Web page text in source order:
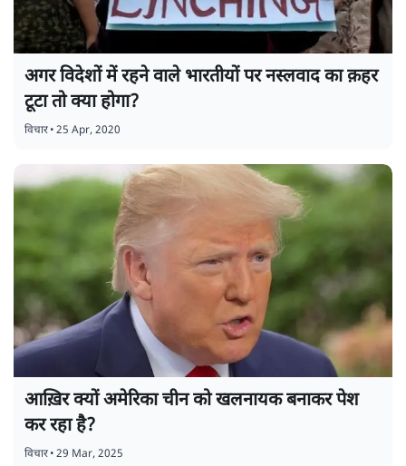
अगर विदेशों में रहने वाले भारतीयों पर नस्लवाद का क़हर
टूटा तो क्या होगा?
विचार•25 Apr, 2020
आख़िर क्यों अमेरिका चीन को खलनायक बनाकर पेश
कर रहा है?
विचार•29 Mar, 2025